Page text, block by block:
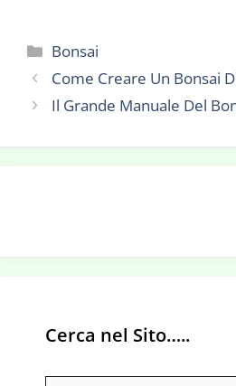
Categorie
Bonsai
Come Creare Un Bonsai
Il Grande Manuale Del
Cerca nel Sito…..